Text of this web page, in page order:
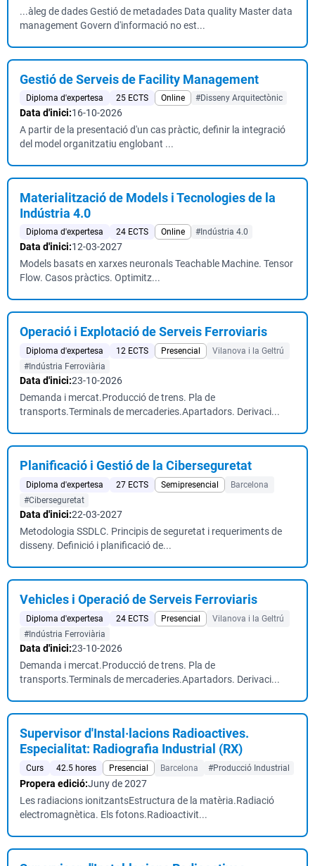
...àleg de dades Gestió de metadades Data quality Master data
management Govern d'informació no est...
Gestió de Serveis de Facility Management
Diploma d'expertesa 25 ECTS Online #Disseny Arquitectònic
Data d'inici:16-10-2026
A partir de la presentació d'un cas pràctic, definir la integració
del model organitzatiu englobant ...
Materialització de Models i Tecnologies de la
Indústria 4.0
Diploma d'expertesa 24 ECTS Online #Indústria 4.0
Data d'inici:12-03-2027
Models basats en xarxes neuronals Teachable Machine. Tensor
Flow. Casos pràctics. Optimitz...
Operació i Explotació de Serveis Ferroviaris
Diploma d'expertesa 12 ECTS Presencial
Vilanova i la Geltrú
#Indústria Ferroviària
Data d'inici:23-10-2026
Demanda i mercat.Producció de trens. Pla de
transports.Terminals de mercaderies.Apartadors. Derivaci...
Planificació i Gestió de la Ciberseguretat
Diploma d'expertesa 27 ECTS Semipresencial
Barcelona
#Ciberseguretat
Data d'inici:22-03-2027
Metodologia SSDLC. Principis de seguretat i requeriments de
disseny. Definició i planificació de...
Vehicles i Operació de Serveis Ferroviaris
Diploma d'expertesa 24 ECTS Presencial
Vilanova i la Geltrú
#Indústria Ferroviària
Data d'inici:23-10-2026
Demanda i mercat.Producció de trens. Pla de
transports.Terminals de mercaderies.Apartadors. Derivaci...
Supervisor d'Instal·lacions Radioactives.
Especialitat: Radiografia Industrial (RX)
Curs 42.5 hores Presencial Barcelona #Producció Industrial
Propera edició:Juny de 2027
Les radiacions ionitzantsEstructura de la matèria.Radiació
electromagnètica. Els fotons.Radioactivit...